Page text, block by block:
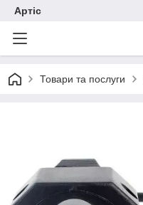
Артіс
Товари та послуги